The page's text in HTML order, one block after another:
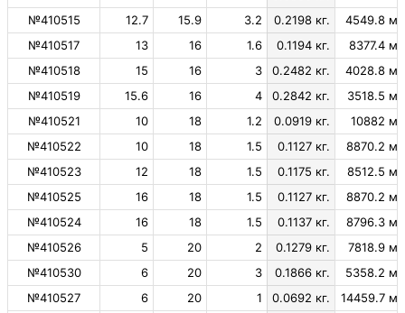
№410515
12.7 15.9 3.2 0.2198 кг.
4549.8 м.
№410517
13 16 1.6 0.1194 кг.
8377.4 м.
№410518
15 16 3 0.2482 кг.
4028.8 м.
№410519
15.6 16 4 0.2842 кг.
3518.5 м.
№410521
10 18 1.2 0.0919 кг.
10882 м.
№410522
10 18 1.5 0.1127 кг.
8870.2 м.
№410523
12 18 1.5 0.1175 кг.
8512.5 м.
№410525
16 18 1.5 0.1127 кг.
8870.2 м.
№410524
16 18 1.5 0.1137 кг.
8796.3 м.
№410526
5 20 2 0.1279 кг.
7818.9 м.
№410530
6 20 3 0.1866 кг.
5358.2 м.
№410527
6 20 1 0.0692 кг.
14459.7 м.